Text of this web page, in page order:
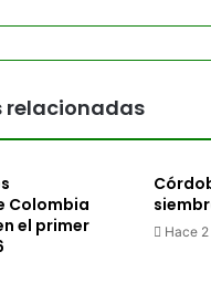
relacionadas
Colombia
el primer
Hace